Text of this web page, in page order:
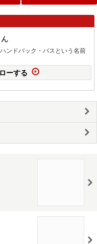
ンドバック・バスという名前
ーする